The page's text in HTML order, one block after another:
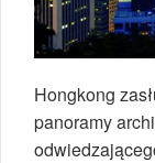
Hongkong
panoramy